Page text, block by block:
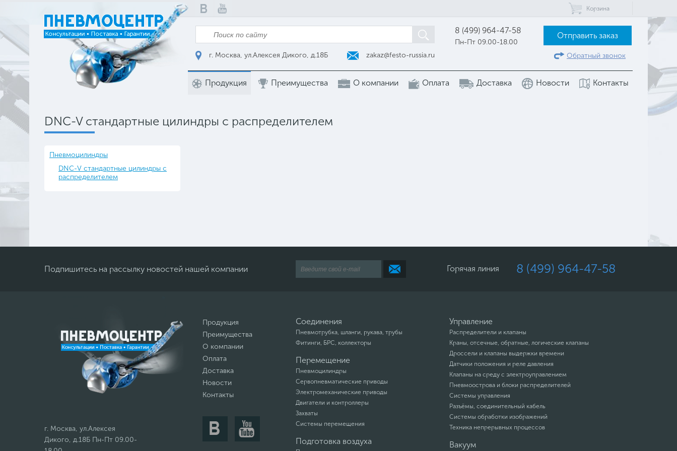
Корзина
г. Москва, ул.Алексея Дикого, д.18Б zakaz@festo-russia.ru
8 (499) 964-47-58
Пн-Пт 09.00-18.00
Отправить заказ
Обратный звонок
Продукция Преимущества О компании Оплата Доставка Новости Контакты
DNC-V стандартные цилиндры с распределителем
Пневмоцилиндры
DNC-V стандартные цилиндры с
распределителем
Подпишитесь на рассылку новостей нашей компании Горячая линия 8 (499) 964-47-58
г. Москва, ул.Алексея
Дикого, д.18Б Пн-Пт 09.00-
Продукция
Преимущества
О компании
Оплата
Доставка
Новости
Контакты
Соединения
Пневмотрубка, шланги, рукава, трубы
Фитинги, БРС, коллекторы
Перемещение
Пневмоцилиндры
Сервопневматические приводы
Электромеханические приводы
Двигатели и контроллеры
Захваты
Системы перемещения
Подготовка воздуха
Управление
Распределители и клапаны
Краны, отсечные, обратные, логические клапаны
Дроссели и клапаны выдержки времени
Датчики положения и реле давления
Клапаны на среду с электроуправлением
Пневмоострова и блоки распределителей
Системы управления
Разъёмы, соединительный кабель
Системы обработки изображений
Техника непрерывных процессов
Вакуум